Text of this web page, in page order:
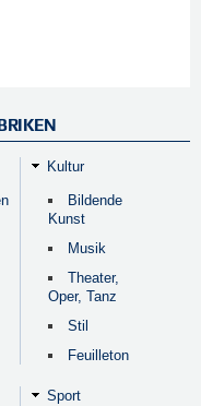
Kultur
Bildende
Kunst
Musik
Theater,
Oper, Tanz
Stil
Feuilleton
Sport